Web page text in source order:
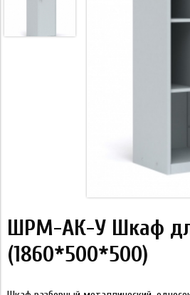
ШРМ-АК-У Шкаф
(1860*500*500)